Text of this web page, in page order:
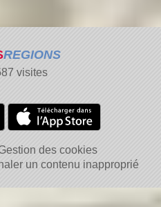
REGIONS
visites
des cookies
un contenu inapproprié